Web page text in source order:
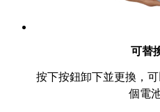
可替
按下按鈕卸下並更換，
個電